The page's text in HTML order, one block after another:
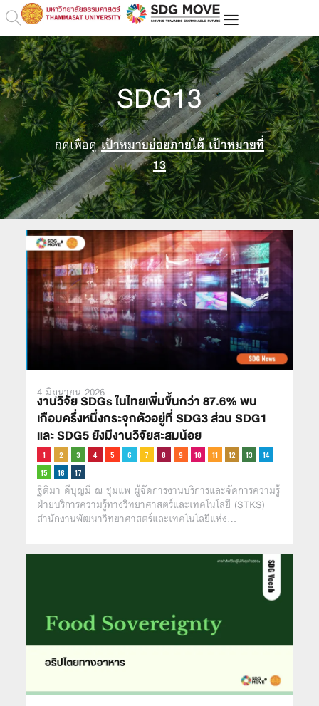
SDG13
กดเพื่อดูเป้าหมายย่อยภายใต้ เป้าหมายที่
13
4 มิถุนายน 2026
งานวิจัย SDGs ในไทยเพิ่มขึ้นกว่า 87.6% พบ
เกือบครึ่งหนึ่งกระจุกตัวอยู่ที่ SDG3 ส่วน SDG1
และ SDG5 ยังมีงานวิจัยสะสมน้อย
ฐิติมา ดีบุญมี ณ ชุมแพ ผู้จัดการงานบริการและจัดการความรู้
ฝ่ายบริการความรู้ทางวิทยาศาสตร์และเทคโนโลยี (STKS)
สำนักงานพัฒนาวิทยาศาสตร์และเทคโนโลยีแห่ง…